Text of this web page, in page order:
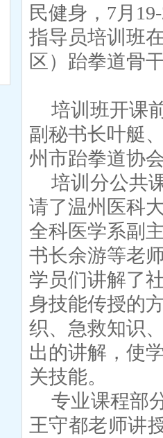
民健身， 7月1
指导员培训班
区）跆拳道骨
培训班开课
副秘书长叶艇
州市跆拳道协
培训分公共
请了温州医科
全科医学系副
书长余游等老
学员们讲解了
身技能传授的
织、急救知识
出的讲解，使
关技能。
专业课程部
王守都老师讲